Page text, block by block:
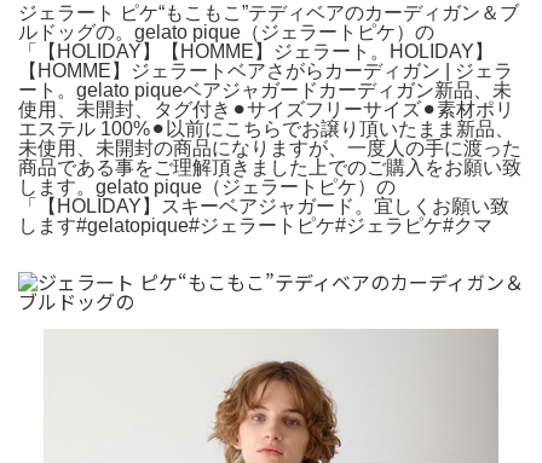
ジェラート ピケ“もこもこ”テディベアのカーディガン＆ブ
ルドッグの。gelato pique（ジェラートピケ）の
「【HOLIDAY】【HOMME】ジェラート。HOLIDAY】
【HOMME】ジェラートベアさがらカーディガン | ジェラ
ート。gelato piqueベアジャガードカーディガン新品、未
使用、未開封、タグ付き⚫︎サイズフリーサイズ⚫︎素材ポリ
エステル 100%⚫︎以前にこちらでお譲り頂いたまま新品、
未使用、未開封の商品になりますが、一度人の手に渡った
商品である事をご理解頂きました上でのご購入をお願い致
します。gelato pique（ジェラートピケ）の
「【HOLIDAY】スキーベアジャガード。宜しくお願い致
します#gelatopique#ジェラートピケ#ジェラピケ#クマ